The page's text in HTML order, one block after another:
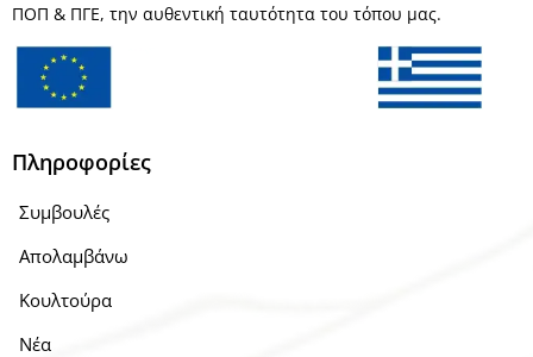
ΠΟΠ & ΠΓΕ, την αυθεντική ταυτότητα του τόπου μας.
Πληροφορίες
Συμβουλές
Απολαμβάνω
Κουλτούρα
Νέα